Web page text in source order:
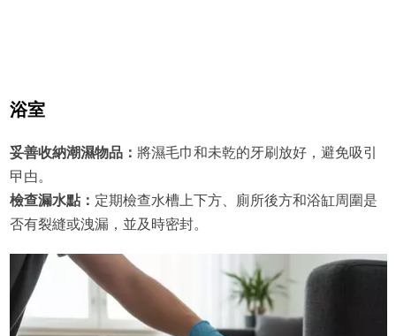
浴室
妥善收納潮濕物品： 將濕毛巾和未乾的牙刷放好，避免吸引
曱甴。
檢查漏水點： 定期檢查水槽上下方、廁所後方和浴缸周圍是
否有裂縫或洩漏，並及時密封。